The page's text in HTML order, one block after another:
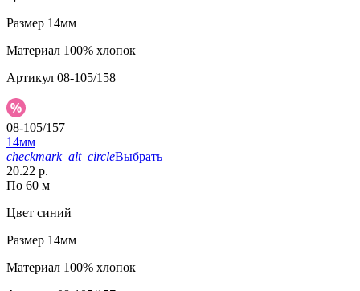
Размер 14мм
Материал 100% хлопок
Артикул 08-105/158
08-105/157
14мм
checkmark_alt_circleВыбрать
20.22 р.
По 60 м
Цвет синий
Размер 14мм
Материал 100% хлопок